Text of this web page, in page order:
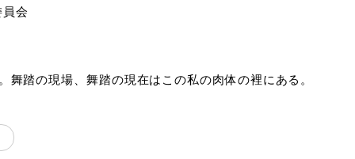
会
踏の現場、舞踏の現在はこの私の肉体の裡にある。